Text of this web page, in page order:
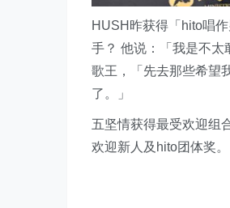
HUSH昨获得「hito唱
手？ 他说：「我是不太
歌王，「先去那些希望
了。」
五坚情获得最受欢迎组
欢迎新人及hito团体奖。